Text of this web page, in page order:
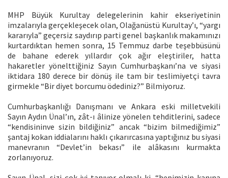
MHP Büyük Kurultay delegelerinin kahir ekseriyetinin
imzalarıyla gerçekleşecek olan, Olağanüstü Kurultay’ı, “yargı
kararıyla” geçersiz saydırıp parti genel başkanlık makamınızı
kurtardıktan hemen sonra, 15 Temmuz darbe teşebbüsünü
de bahane ederek yıllardır çok ağır eleştiriler, hatta
hakaretler yönelttiğiniz Sayın Cumhurbaşkanı’na ve siyasi
iktidara 180 derece bir dönüş ile tam bir teslimiyetçi tavra
girmekle “Bir diyet borcumu ödediniz?” Bilmiyoruz.
Cumhurbaşkanlığı Danışmanı ve Ankara eski milletvekili
Sayın Aydın Ünal’ın, zât-ı âlinize yönelen tehditlerini, sadece
“kendisininve sizin bildiğiniz” ancak “bizim bilmediğimiz”
şantaj kokan iddialarını haklı çıkarırcasına yaptığınız bu siyasi
manevranın “Devlet’in bekası” ile alâkasını kurmakta
zorlanıyoruz.